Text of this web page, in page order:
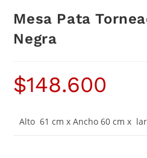
Mesa Pata
Negra
$148.600
Alto 61 cm x Ancho 60 cm x